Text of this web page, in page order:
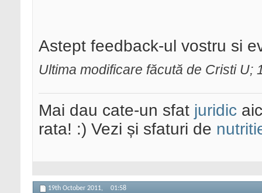
Astept feedback-ul vostru si
Ultima modificare făcută de Cristi U;
Mai dau cate-un sfat juridic
rata! :) Vezi și sfaturi de
19th October 2011, 01:58